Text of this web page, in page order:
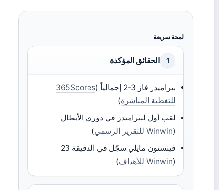
لمحة سريعة
1 الحقائق المؤكدة
بيراميدز فاز 3-2 إجمالياً (
365Scores
للتغطية المباشرة)
لقب أول لبيراميدز في دوري الأبطال
Winwin للتقرير الرسمي
)
فينستون مايلي سجّل في الدقيقة 23
Winwin للأهداف )